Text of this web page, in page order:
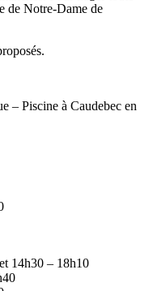
de Notre-Dame de
– Piscine à Caudebec en
14h30 – 18h10